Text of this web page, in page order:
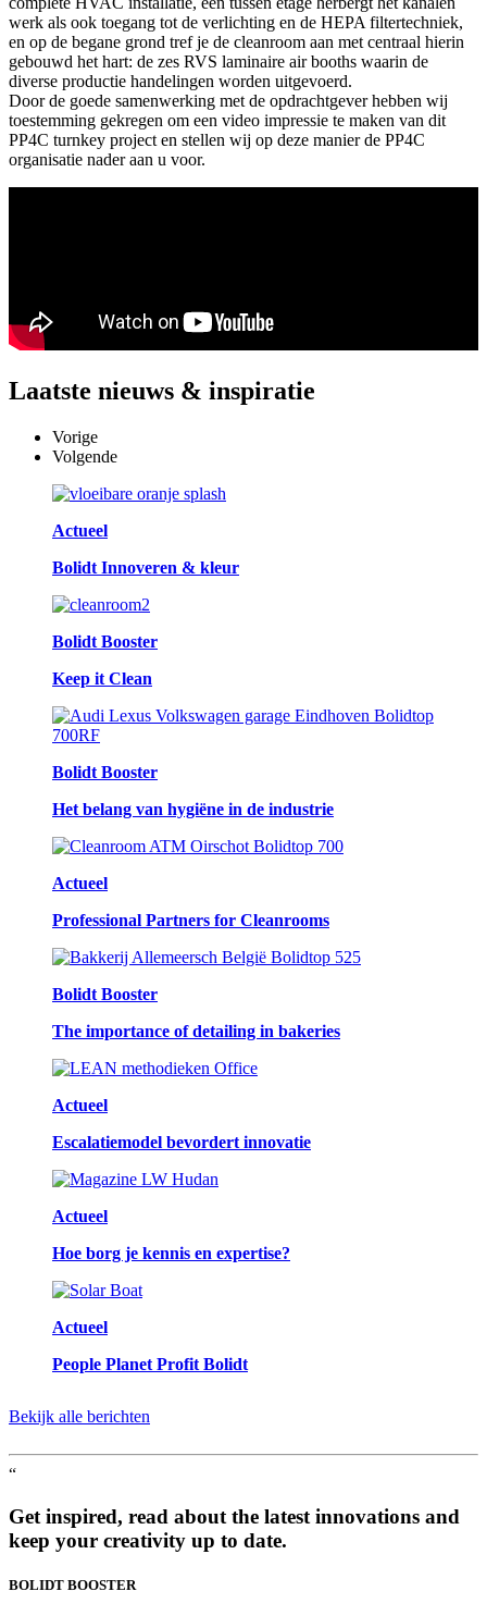
werk als ook toegang tot de verlichting en de HEPA filtertechniek,
en op de begane grond tref je de cleanroom aan met centraal hierin
gebouwd het hart: de zes RVS laminaire air booths waarin de
diverse productie handelingen worden uitgevoerd.
Door de goede samenwerking met de opdrachtgever hebben wij
toestemming gekregen om een video impressie te maken van dit
PP4C turnkey project en stellen wij op deze manier de PP4C
organisatie nader aan u voor.
Laatste nieuws & inspiratie
Vorige
Volgende
Actueel
Bolidt Innoveren & kleur
Bolidt Booster
Keep it Clean
Bolidt Booster
Het belang van hygiëne in de industrie
Actueel
Professional Partners for Cleanrooms
Bolidt Booster
The importance of detailing in bakeries
Actueel
Escalatiemodel bevordert innovatie
Actueel
Hoe borg je kennis en expertise?
Actueel
People Planet Profit Bolidt
Bekijk alle berichten
“
Get inspired, read about the latest innovations and
keep your creativity up to date.
BOLIDT BOOSTER